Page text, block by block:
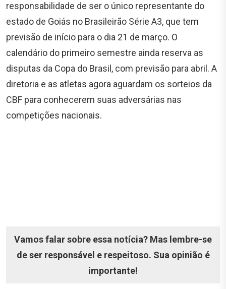
responsabilidade de ser o único representante do
estado de Goiás no Brasileirão Série A3, que tem
previsão de início para o dia 21 de março. O
calendário do primeiro semestre ainda reserva as
disputas da Copa do Brasil, com previsão para abril. A
diretoria e as atletas agora aguardam os sorteios da
CBF para conhecerem suas adversárias nas
competições nacionais.
Vamos falar sobre essa notícia? Mas lembre-se
de ser responsável e respeitoso. Sua opinião é
importante!